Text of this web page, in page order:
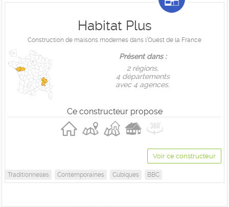
Habitat Plus
Construction de maisons modernes dans l’Ouest de la France
Présent dans :
2 règions,
4 départements
avec 4 agences.
Ce constructeur propose
Voir ce constructeur
Traditionnelles Contemporaines Cubiques BBC